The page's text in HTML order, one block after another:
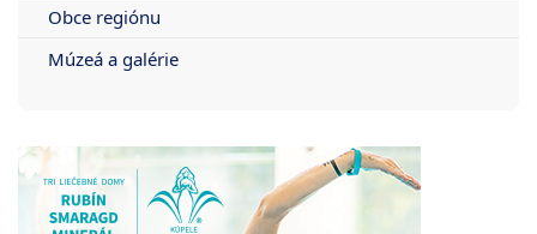
Obce regiónu
Múzeá a galérie